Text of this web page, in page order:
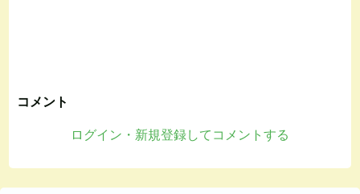
コメント
ログイン・新規登録してコメントする